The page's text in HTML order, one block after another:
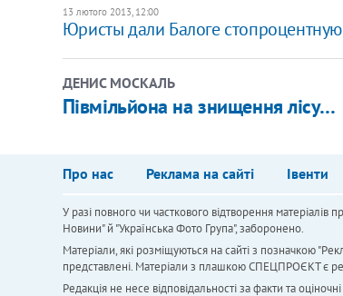
13 лютого 2013, 12:00
Юристы дали Балоге
ДЕНИС МОСКАЛЬ
Півмільйона на знищення лісу…
Про нас Реклама на сайті Івенти
У разі повного чи часткового відтворення
Новини" й "Українська Фото Група", заборонено.
Матеріали, які розміщуються на сайті з позначкою
представлені. Матеріали з плашкою СПЕЦПРОЄКТ є
Редакція не несе відповідальності за факти та